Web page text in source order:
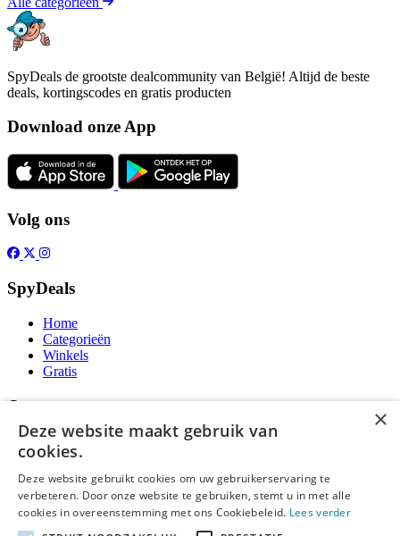
SpyDeals de grootste dealcommunity van België! Altijd de beste
deals, kortingscodes en gratis producten
Download onze App
Volg ons
SpyDeals
Home
Categorieën
Winkels
Gratis
Over
Over ons
Contact
Publicatieregels
Legal
×
Deze website maakt gebruik van
cookies.
Deze website gebruikt cookies om uw gebruikerservaring te
verbeteren. Door onze website te gebruiken, stemt u in met alle
cookies in overeenstemming met ons Cookiebeleid. Lees verder